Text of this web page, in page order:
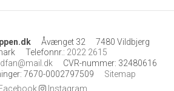
Åvænget 32
7480 Vildbjerg
Telefonnr.: 2022 2615
CVR-nummer: 32480616
: 7670-0002797509
Sitemap
Instagram